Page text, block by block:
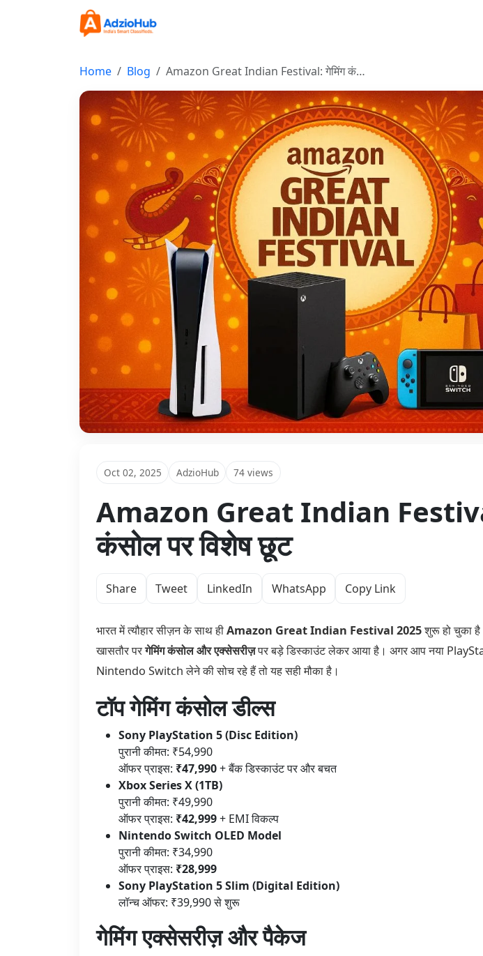
Home Blog Amazon Great Indian Festival: गेमिंग कं…
Oct 02, 2025 AdzioHub 74 views
Amazon Great Indian
कंसोल पर विशेष छूट
Share Tweet LinkedIn WhatsApp Copy Link
भारत में त्यौहार सीज़न के साथ हीAmazon Great Indian Festival 2025शुरू हो चुका
खासतौर परगेमिंग कंसोल और एक्सेसरीज़पर बड़े डिस्काउंट लेकर आया है। अगर आप नया
Nintendo Switch लेने की सोच रहे हैं तो यह सही मौका है।
टॉप गेमिंग कंसोल डील्स
Sony PlayStation 5 (Disc Edition)
पुरानी कीमत: ₹54,990
ऑफर प्राइस: ₹47,990+ बैंक डिस्काउंट पर और बचत
Xbox Series X (1TB)
पुरानी कीमत: ₹49,990
ऑफर प्राइस: ₹42,999+ EMI विकल्प
Nintendo Switch OLED Model
पुरानी कीमत: ₹34,990
ऑफर प्राइस: ₹28,999
Sony PlayStation 5 Slim (Digital Edition)
लॉन्च ऑफर: ₹39,990 से शुरू
गेमिंग एक्सेसरीज़ और पैकेज